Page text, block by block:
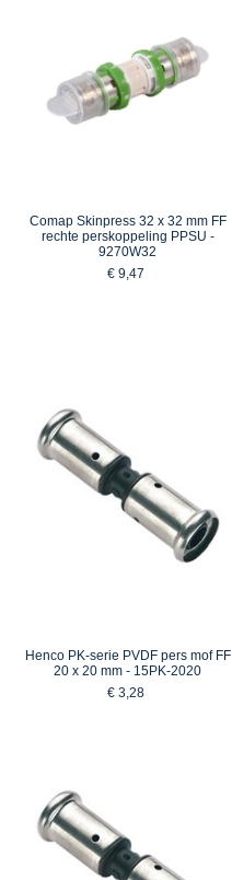
Comap Skinpress 32 x 32 mm FF
rechte perskoppeling PPSU -
9270W32
€ 9,47
Henco PK-serie PVDF pers mof FF
20 x 20 mm - 15PK-2020
€ 3,28